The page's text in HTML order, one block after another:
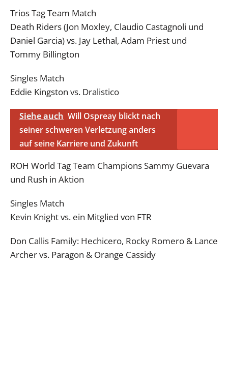
Trios Tag Team Match
Death Riders (Jon Moxley, Claudio Castagnoli und
Daniel Garcia) vs. Jay Lethal, Adam Priest und
Tommy Billington
Singles Match
Eddie Kingston vs. Dralistico
Siehe auch Will Ospreay blickt nach
seiner schweren Verletzung anders
auf seine Karriere und Zukunft
ROH World Tag Team Champions Sammy Guevara
und Rush in Aktion
Singles Match
Kevin Knight vs. ein Mitglied von FTR
Don Callis Family: Hechicero, Rocky Romero & Lance
Archer vs. Paragon & Orange Cassidy